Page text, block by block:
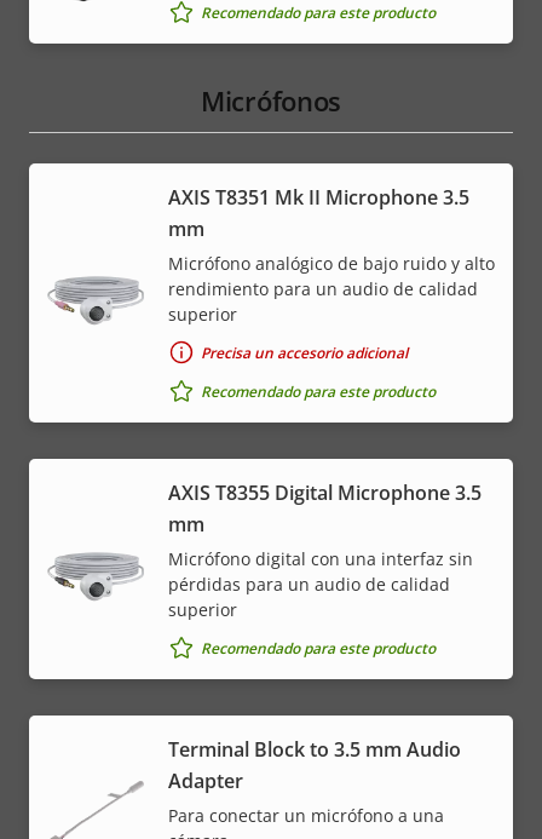
Recomendado para este producto
Micrófonos
AXIS T8351 Mk II Microphone 3.5
mm
Micrófono analógico de bajo ruido y alto
rendimiento para un audio de calidad
superior
Precisa un accesorio adicional
Recomendado para este producto
AXIS T8355 Digital Microphone 3.5
mm
Micrófono digital con una interfaz sin
pérdidas para un audio de calidad
superior
Recomendado para este producto
Terminal Block to 3.5 mm Audio
Adapter
Para conectar un micrófono a una